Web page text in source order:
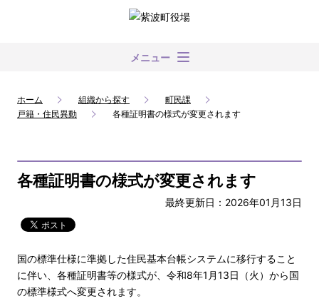
メニュー
ホーム 組織から探す
町民課
戸籍・住民異動
各種証明書の様式が変更されます
各種証明書の様式が変更されます
最終更新日：2026年01月13日
国の標準仕様に準拠した住民基本台帳システムに移行すること
に伴い、各種証明書等の様式が、令和8年1月13日（火）から国
の標準様式へ変更されます。